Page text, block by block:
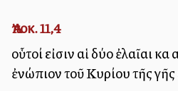
Ἀποκ. 11,4
οὗτοί εἰσιν αἱ δύο ἐλαῖαι καὶ
ἐνώπιον τοῦ Κυρίου τῆς